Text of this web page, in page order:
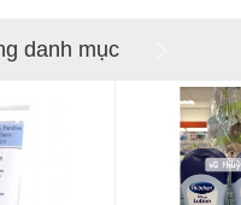
danh mục